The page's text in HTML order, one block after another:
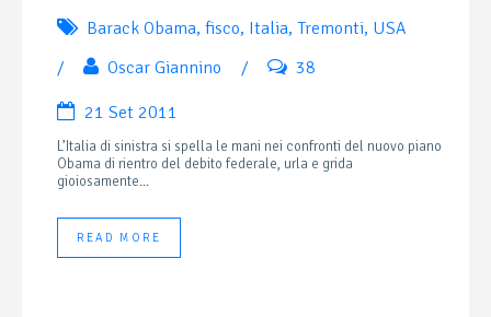
Barack Obama, fisco, Italia, Tremonti, USA
/
Oscar Giannino / 38
21 Set 2011
L’Italia di sinistra si spella le mani nei confronti del nuovo piano
Obama di rientro del debito federale, urla e grida
gioiosamente...
READ MORE